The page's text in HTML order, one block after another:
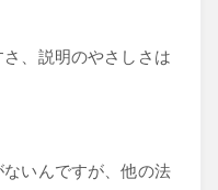
、説明のやさしさは
いんですが、他の法